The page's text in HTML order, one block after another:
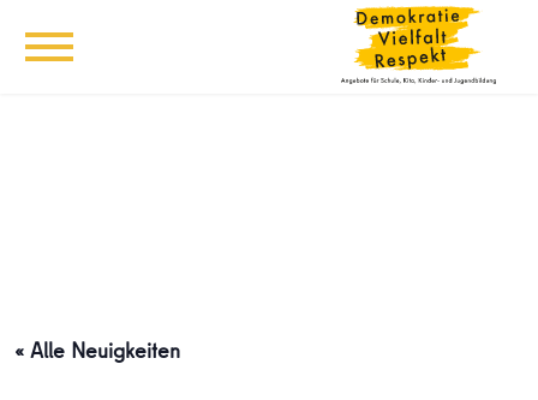
« Alle Neuigkeiten